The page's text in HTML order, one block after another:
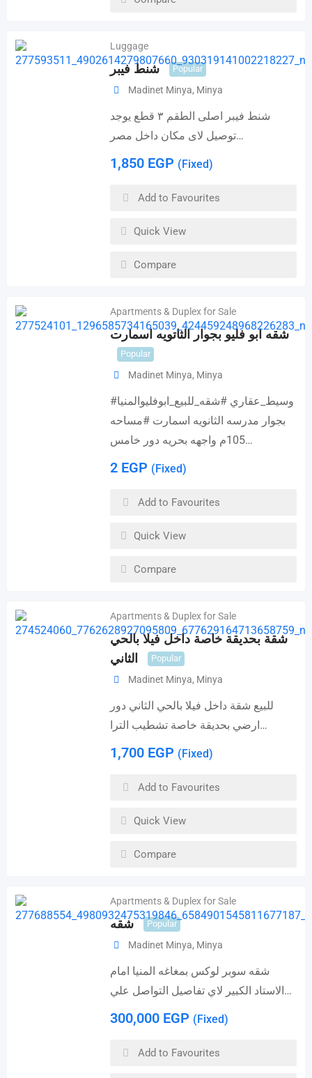
Luggage
شنط فيبر Popular
Madinet Minya, Minya
شنط فيبر اصلى الطقم ٣ قطع يوجد
توصيل لاى مكان داخل مصر…
1,850 EGP (Fixed)
Add to Favourites
Quick View
Compare
Apartments & Duplex for Sale
شقه ابو فليو بجوار الثاتويه اسمارت
Popular
Madinet Minya, Minya
#وسيط_عقاري #شقه_للبيع_ابوفليوالمنيا
بجوار مدرسه الثانويه اسمارت #مساحه
105م واجهه بحريه دور خامس…
2 EGP (Fixed)
Add to Favourites
Quick View
Compare
Apartments & Duplex for Sale
شقة بحديقة خاصة داخل فيلا بالحي
الثاني
Popular
Madinet Minya, Minya
للبيع شقة داخل فيلا بالحي الثاني دور
ارضي بحديقة خاصة تشطيب الترا…
1,700 EGP (Fixed)
Add to Favourites
Quick View
Compare
Apartments & Duplex for Sale
شقه Popular
Madinet Minya, Minya
شقه سوبر لوكس بمغاغه المنيا امام
الاستاد الكبير لاي تفاصيل التواصل علي…
300,000 EGP (Fixed)
Add to Favourites